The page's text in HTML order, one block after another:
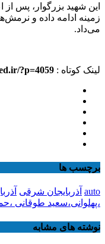
این شهید بزرگوار، پس از
زمینه ادامه داده و
می‌داد.
لینک کوتاه : ?p=4059
برچسب ها
auto آذربایجان شرقی
،پهلوانی،سعید طوقانی
نوشته های مشابه